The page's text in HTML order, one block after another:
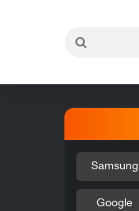
Samsung
Google